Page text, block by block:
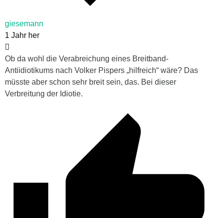
giesemann
1 Jahr her
Ob da wohl die Verabreichung eines Breitband-
Antiidiotikums nach Volker Pispers „hilfreich“ wäre? Das
müsste aber schon sehr breit sein, das. Bei dieser
Verbreitung der Idiotie.